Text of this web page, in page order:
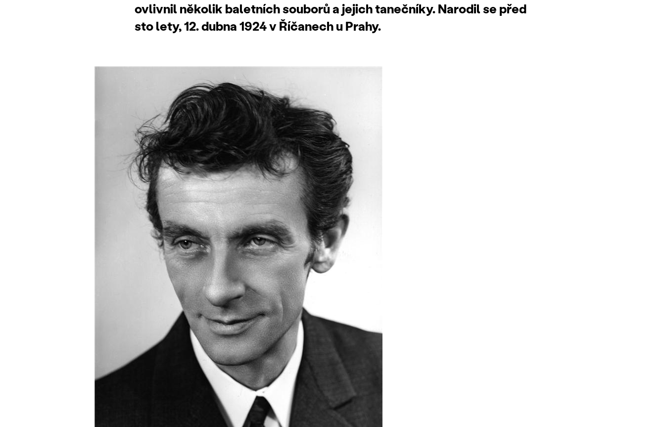
ovlivnil několik baletních souborů a jejich tanečníky. Narodil se před
sto lety, 12. dubna 1924 v Říčanech u Prahy.